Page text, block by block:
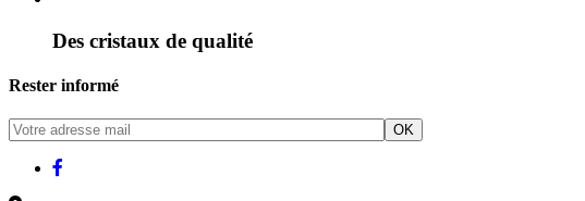
Des cristaux de qualité
Rester informé